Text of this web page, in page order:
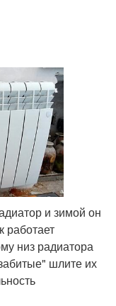
и зимой он
работает
низ радиатора
шлите их